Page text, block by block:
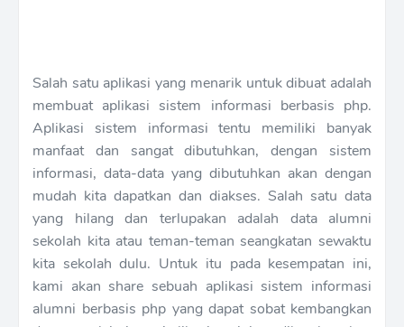
Salah satu aplikasi yang menarik untuk dibuat adalah
membuat aplikasi sistem informasi berbasis php.
Aplikasi sistem informasi tentu memiliki banyak
manfaat dan sangat dibutuhkan, dengan sistem
informasi, data-data yang dibutuhkan akan dengan
mudah kita dapatkan dan diakses. Salah satu data
yang hilang dan terlupakan adalah data alumni
sekolah kita atau teman-teman seangkatan sewaktu
kita sekolah dulu. Untuk itu pada kesempatan ini,
kami akan share sebuah aplikasi sistem informasi
alumni berbasis php yang dapat sobat kembangkan